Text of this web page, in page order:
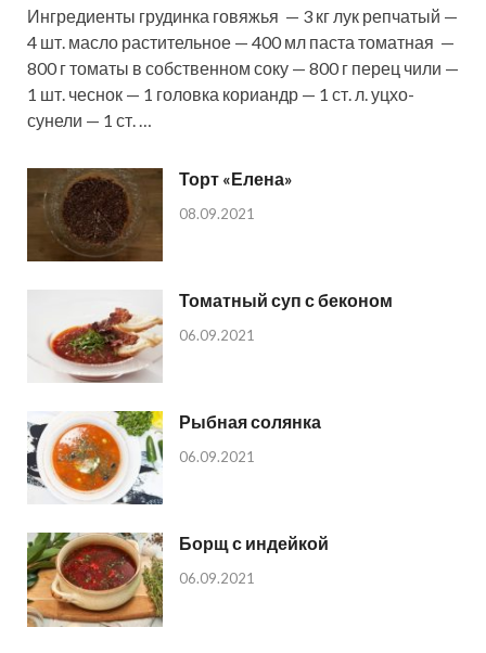
Ингредиенты грудинка говяжья — 3 кг лук репчатый —
4 шт. масло растительное — 400 мл паста томатная —
800 г томаты в собственном соку — 800 г перец чили —
1 шт. чеснок — 1 головка кориандр — 1 ст. л. уцхо-
сунели — 1 ст. …
Торт «Елена»
08.09.2021
Томатный суп с беконом
06.09.2021
Рыбная солянка
06.09.2021
Борщ с индейкой
06.09.2021